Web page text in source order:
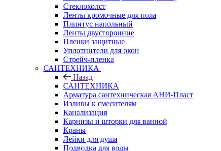
Стеклохолст
Ленты кромочные для пола
Плинтус напольный
Ленты двусторонние
Пленки защитные
Уплотнители для окон
Стрейч-пленка
САНТЕХНИКА
Назад
САНТЕХНИКА
Арматура сантехническая АНИ-Пласт
Изливы к смесителям
Канализация
Карнизы и шторки для ванной
Краны
Лейки для душа
Подводка для воды